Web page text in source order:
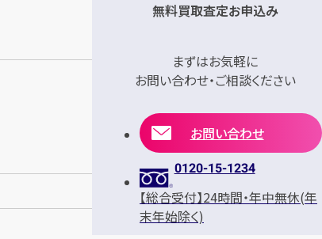
無料買取査定お申込み
まずはお気軽に
お問い合わせ・ご相談ください
お問い合わせ
0120-15-1234
【総合受付】24時間・年中無休(年
末年始除く)